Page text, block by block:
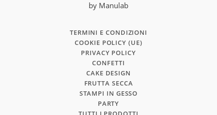
by Manulab
TERMINI E CONDIZIONI
COOKIE POLICY (UE)
PRIVACY POLICY
CONFETTI
CAKE DESIGN
FRUTTA SECCA
STAMPI IN GESSO
PARTY